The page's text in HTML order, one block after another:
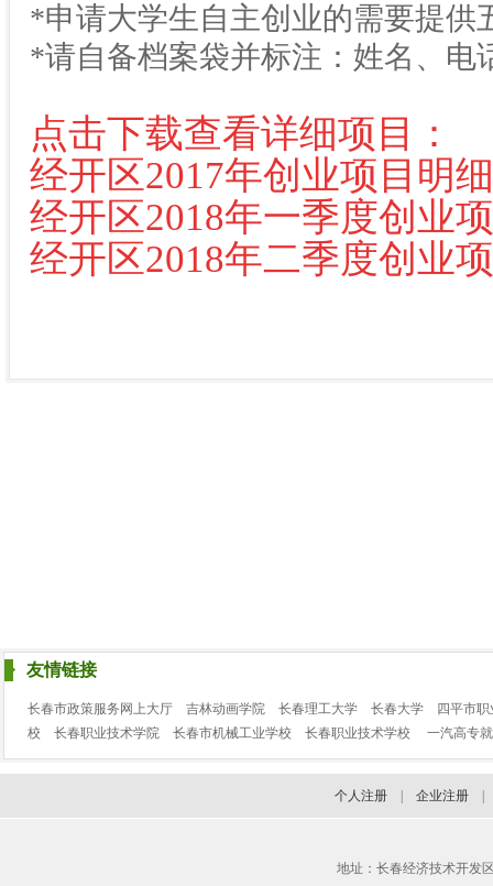
*申请大学生自主创业的需要提供
*请自备档案袋并标注：姓名、电
点击下载查看详细项目：
经开区2017年创业项目明细
经开区2018年一季度创业
经开区2018年二季度创业
友情链接
长春市政策服务网上大厅 吉林动画学院 长春理工大学 长春大学
四平市
校
长春职业技术学院 长春市机械工业学校 长春职业技术学校 一汽高专
个人注册 企业注册
地址：长春经济技术开发